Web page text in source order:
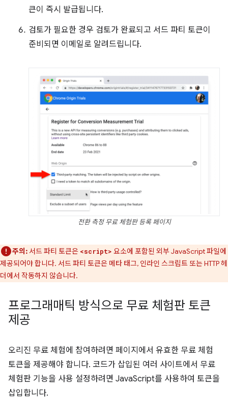
큰이 즉시 발급됩니다.
검토가 필요한 경우 검토가 완료되고 서드 파티 토큰이
준비되면 이메일로 알려드립니다.
전환 측정 무료 체험판 등록 페이지
주의: 서드 파티 토큰은 <script> 요소에 포함된 외부 JavaScript 파일에
제공되어야 합니다. 서드 파티 토큰은 메타 태그, 인라인 스크립트 또는 HTTP 헤
더에서 작동하지 않습니다.
프로그래매틱 방식으로 무료 체험판 토큰
제공
오리진 무료 체험에 참여하려면 페이지에서 유효한 무료 체험
토큰을 제공해야 합니다. 코드가 삽입된 여러 사이트에서 무료
체험판 기능을 사용 설정하려면 JavaScript를 사용하여 토큰을
삽입합니다.